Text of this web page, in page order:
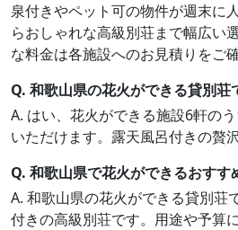
泉付きやペット可の物件が週末に
らおしゃれな高級別荘まで幅広い
な料金は各施設へのお見積りをご
Q. 和歌山県の花火ができる貸別荘
A. はい、花火ができる施設6軒の
いただけます。露天風呂付きの贅
Q. 和歌山県で花火ができるおすす
A. 和歌山県の花火ができる貸別荘
付きの高級別荘です。用途や予算